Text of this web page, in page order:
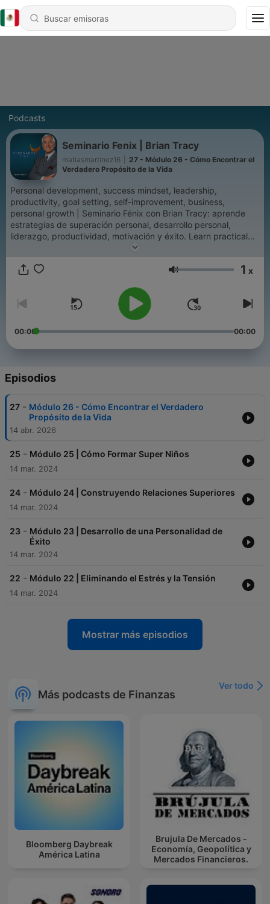
Podcasts
Seminario Fenix | Brian Tracy
matiasmartinez16
27 - Módulo 26 - Cómo Encontrar el
Verdadero Propósito de la Vida
Personal development, success mindset, leadership,
productivity, goal setting, self-improvement, business,
personal growth | Seminario Fénix con Brian Tracy: aprende
estrategias de superación personal, desarrollo personal,
liderazgo, productividad, motivación y éxito. Learn practical
strategies from Brian Tracy’s Phoenix Seminar to transform
success. Each episode covers motivation, leadership, success
enseñanzas prácticas del Seminario Fénix de Brian Tracy para
transformar tu vida, alcanzar metas y potenciar tu éxito
personal y profesional. Cada episodio incluye consejos sobre
motivación, liderazgo, mentalidad de éxito y desarrollo de
Volumen 1 x
00:00 00:00
Episodios
27 - Módulo 26 - Cómo Encontrar el Verdadero
Propósito de la Vida
14 abr. 2026
25 - Módulo 25 | Cómo Formar Super Niños
14 mar. 2024
24 - Módulo 24 | Construyendo Relaciones Superiores
14 mar. 2024
23 - Módulo 23 | Desarrollo de una Personalidad de
Éxito
14 mar. 2024
22 - Módulo 22 | Eliminando el Estrés y la Tensión
14 mar. 2024
Mostrar más episodios
Más podcasts de Finanzas
Ver todo
Bloomberg Daybreak
América Latina
Brujula De Mercados -
Economía, Geopolítica y
Mercados Financieros.